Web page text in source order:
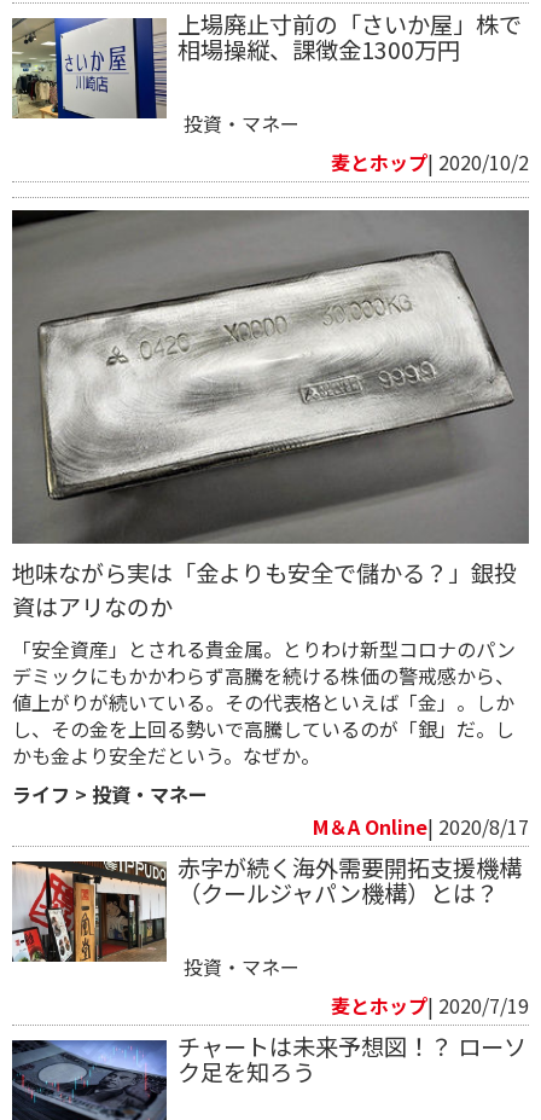
上場廃止寸前の「さいか屋」株で
相場操縦、課徴金1300万円
投資・マネー
麦とホップ| 2020/10/2
地味ながら実は「金よりも安全で儲かる？」銀投
資はアリなのか
「安全資産」とされる貴金属。とりわけ新型コロナのパン
デミックにもかかわらず高騰を続ける株価の警戒感から、
値上がりが続いている。その代表格といえば「金」。しか
し、その金を上回る勢いで高騰しているのが「銀」だ。し
かも金より安全だという。なぜか。
ライフ > 投資・マネー
M＆A Online| 2020/8/17
赤字が続く海外需要開拓支援機構
（クールジャパン機構）とは？
投資・マネー
麦とホップ| 2020/7/19
チャートは未来予想図！？ ローソ
ク足を知ろう